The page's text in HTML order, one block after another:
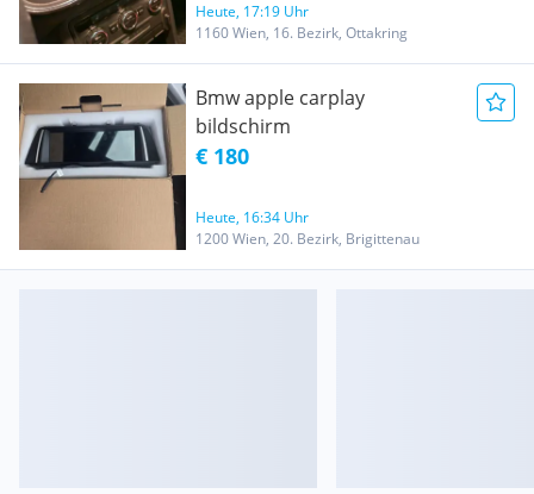
Heute, 17:19 Uhr
1160 Wien, 16. Bezirk, Ottakring
Bmw apple carplay
bildschirm
€ 180
Heute, 16:34 Uhr
1200 Wien, 20. Bezirk, Brigittenau